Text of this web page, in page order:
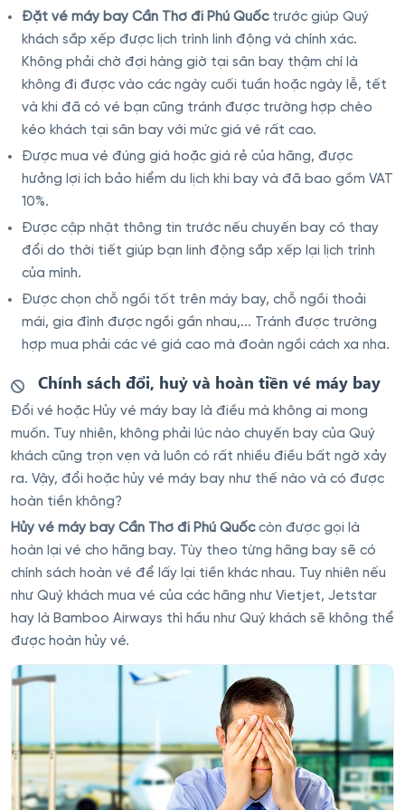
Đặt vé máy bay Cần Thơ đi Phú Quốctrước giúp Quý
khách sắp xếp được lịch trình linh động và chính xác.
Không phải chờ đợi hàng giờ tại sân bay thậm chí là
không đi được vào các ngày cuối tuần hoặc ngày lễ, tết
và khi đã có vé bạn cũng tránh được trường hợp chèo
kéo khách tại sân bay với mức giá vé rất cao.
Được mua vé đúng giá hoặc giá rẻ của hãng, được
hưởng lợi ích bảo hiểm du lịch khi bay và đã bao gồm VAT
10%.
Được cập nhật thông tin trước nếu chuyến bay có thay
đổi do thời tiết giúp bạn linh động sắp xếp lại lịch trình
của mình.
Được chọn chỗ ngồi tốt trên máy bay, chỗ ngồi thoải
mái, gia đình được ngồi gần nhau,... Tránh được trường
hợp mua phải các vé giá cao mà đoàn ngồi cách xa nha.
Chính sách đổi, huỷ và hoàn tiền vé máy bay
Đổi vé hoặc Hủy vé máy bay là điều mà không ai mong
muốn. Tuy nhiên, không phải lúc nào chuyến bay của Quý
khách cũng trọn vẹn và luôn có rất nhiều điều bất ngờ xảy
ra. Vậy, đổi hoặc hủy vé máy bay như thế nào và có được
hoàn tiền không?
Hủy vé máy bay Cần Thơ đi Phú Quốccòn được gọi là
hoàn lại vé cho hãng bay. Tùy theo từng hãng bay sẽ có
chính sách hoàn vé để lấy lại tiền khác nhau. Tuy nhiên nếu
như Quý khách mua vé của các hãng như Vietjet, Jetstar
hay là Bamboo Airways thì hầu như Quý khách sẽ không thể
được hoàn hủy vé.